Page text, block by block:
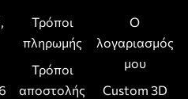
Τρόποι
πληρωμής
Τρόποι
αποστολής
Ο
λογαριασμός
μου
Custom 3D